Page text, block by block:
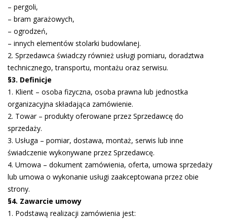
– pergoli,
– bram garażowych,
– ogrodzeń,
– innych elementów stolarki budowlanej.
2. Sprzedawca świadczy również usługi pomiaru, doradztwa
technicznego, transportu, montażu oraz serwisu.
§3. Definicje
1. Klient – osoba fizyczna, osoba prawna lub jednostka
organizacyjna składająca zamówienie.
2. Towar – produkty oferowane przez Sprzedawcę do
sprzedaży.
3. Usługa – pomiar, dostawa, montaż, serwis lub inne
świadczenie wykonywane przez Sprzedawcę.
4. Umowa – dokument zamówienia, oferta, umowa sprzedaży
lub umowa o wykonanie usługi zaakceptowana przez obie
strony.
§4. Zawarcie umowy
1. Podstawą realizacji zamówienia jest: